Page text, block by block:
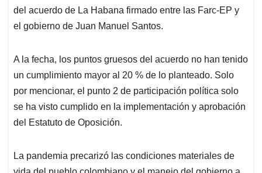
del acuerdo de La Habana firmado entre las Farc-EP y
el gobierno de Juan Manuel Santos.
A la fecha, los puntos gruesos del acuerdo no han tenido
un cumplimiento mayor al 20 % de lo planteado. Solo
por mencionar, el punto 2 de participación política solo
se ha visto cumplido en la implementación y aprobación
del Estatuto de Oposición.
La pandemia precarizó las condiciones materiales de